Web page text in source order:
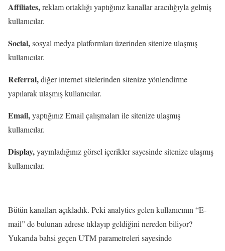
Affiliates,reklam ortaklığı yaptığınız kanallar aracılığıyla gelmiş
kullanıcılar.
Social,sosyal medya platformları üzerinden sitenize ulaşmış
kullanıcılar.
Referral,diğer internet sitelerinden sitenize yönlendirme
yapılarak ulaşmış kullanıcılar.
Email,yaptığınız Email çalışmaları ile sitenize ulaşmış
kullanıcılar.
Display,yayınladığınız görsel içerikler sayesinde sitenize ulaşmış
kullanıcılar.
Bütün kanalları açıkladık. Peki analytics gelen kullanıcının “E-
mail” de bulunan adrese tıklayıp geldiğini nereden biliyor?
Yukarıda bahsi geçen UTM parametreleri sayesinde